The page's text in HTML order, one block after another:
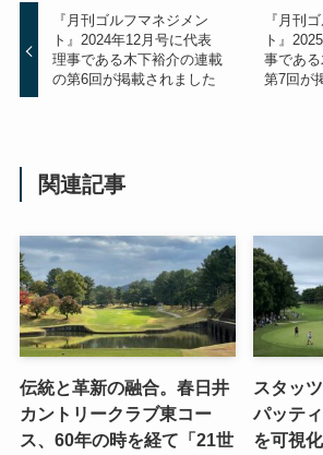
『月刊ゴルフマネジメン
ト』2024年12月号に代表
理事である木下裕介の連載
の第6回が掲載されました
『月刊
ト』
事であ
第7回が
関連記事
伝統と革新の融合。春日井
カントリークラブ東コー
ス、60年の時を経て「21世
スタッ
パッテ
を可視